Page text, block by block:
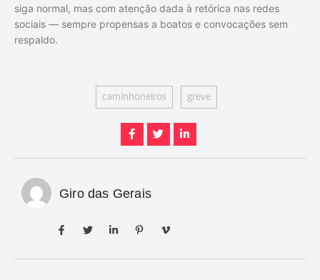
siga normal, mas com atenção dada à retórica nas redes
sociais — sempre propensas a boatos e convocações sem
respaldo.
caminhoneiros greve
Giro das Gerais